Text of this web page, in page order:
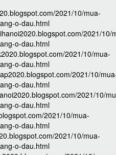
2021/10/mua-
o-dau.html
2021/10/
o-dau.html
2021/10/mua-
o-dau.html
2021/10/
o-dau.html
2021/10/
o-dau.html
2021/10/mua-
o-dau.html
2021/10/mua-
o-dau.html